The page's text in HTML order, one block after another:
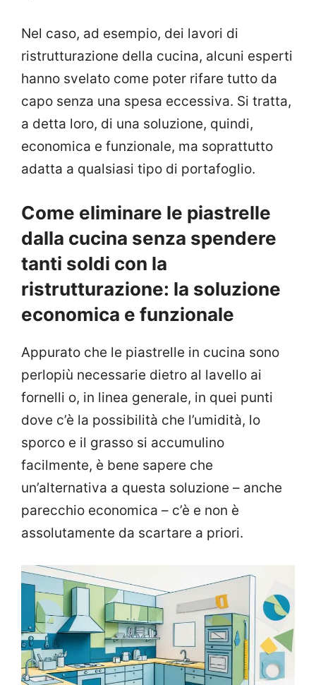
Nel caso, ad esempio, dei lavori di
ristrutturazione della cucina, alcuni esperti
hanno svelato come poter rifare tutto da
capo senza una spesa eccessiva. Si tratta,
a detta loro, di una soluzione, quindi,
economica e funzionale, ma soprattutto
adatta a qualsiasi tipo di portafoglio.
Come eliminare le piastrelle
dalla cucina senza spendere
tanti soldi con la
ristrutturazione: la soluzione
economica e funzionale
Appurato che le piastrelle in cucina sono
perlopiù necessarie dietro al lavello ai
fornelli o, in linea generale, in quei punti
dove c’è la possibilità che l’umidità, lo
sporco e il grasso si accumulino
facilmente, è bene sapere che
un’alternativa a questa soluzione – anche
parecchio economica – c’è e non è
assolutamente da scartare a priori.